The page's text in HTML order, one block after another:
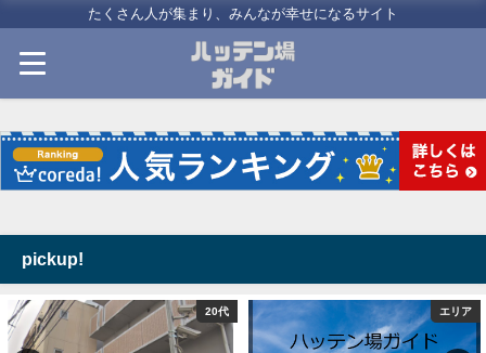
たくさん人が集まり、みんなが幸せになるサイト
pickup!
20代 エリア